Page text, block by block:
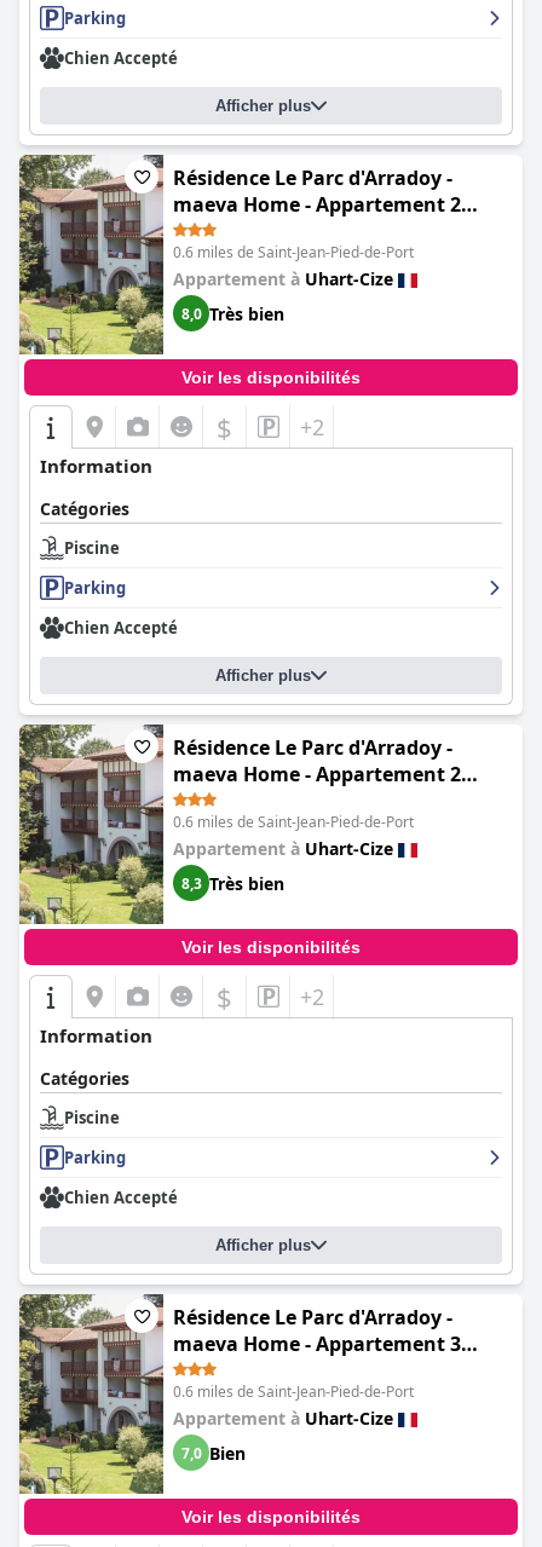
Parking
Chien Accepté
Afficher plus
Résidence Le Parc d'Arradoy -
maeva Home - Appartement 2
pièces 5 personnes - Sélection MAE-
2344
0.6 miles de Saint-Jean-Pied-de-Port
Appartement à Uhart-Cize
8,0 Très bien
Voir les disponibilités
$ +2
Information
Catégories
Piscine
Parking
Chien Accepté
Afficher plus
Résidence Le Parc d'Arradoy -
maeva Home - Appartement 2
pièces 4 personnes - Confort MAE-
5971
0.6 miles de Saint-Jean-Pied-de-Port
Appartement à Uhart-Cize
8,3 Très bien
Voir les disponibilités
$ +2
Information
Catégories
Piscine
Parking
Chien Accepté
Afficher plus
Résidence Le Parc d'Arradoy -
maeva Home - Appartement 3
pièces 6 personnes - Confort MAE-
1881
0.6 miles de Saint-Jean-Pied-de-Port
Appartement à Uhart-Cize
7,0 Bien
Voir les disponibilités